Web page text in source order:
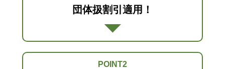
団体扱割引適用！
POINT2